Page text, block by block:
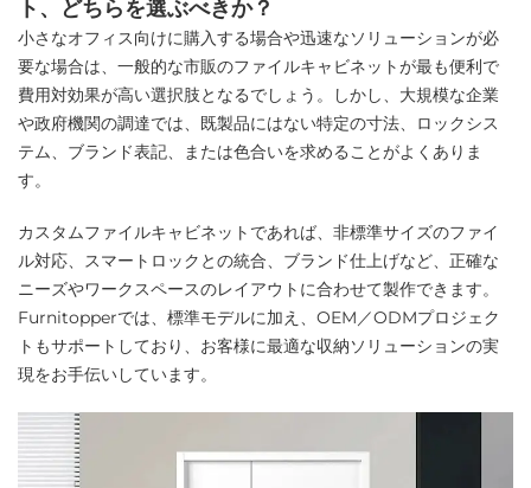
ト、どちらを選ぶべきか？
小さなオフィス向けに購入する場合や迅速なソリューションが必
要な場合は、一般的な市販のファイルキャビネットが最も便利で
費用対効果が高い選択肢となるでしょう。しかし、大規模な企業
や政府機関の調達では、既製品にはない特定の寸法、ロックシス
テム、ブランド表記、または色合いを求めることがよくありま
す。
カスタムファイルキャビネットであれば、非標準サイズのファイ
ル対応、スマートロックとの統合、ブランド仕上げなど、正確な
ニーズやワークスペースのレイアウトに合わせて製作できます。
Furnitopperでは、標準モデルに加え、OEM／ODMプロジェク
トもサポートしており、お客様に最適な収納ソリューションの実
現をお手伝いしています。